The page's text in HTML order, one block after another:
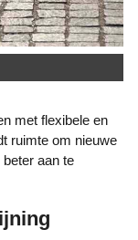
ruimte om nieuwe
aan te